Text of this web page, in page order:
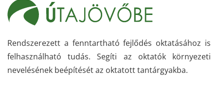
Rendszerezett a fenntartható fejlődés oktatásához is
felhasználható tudás. Segíti az oktatók környezeti
nevelésének beépítését az oktatott tantárgyakba.